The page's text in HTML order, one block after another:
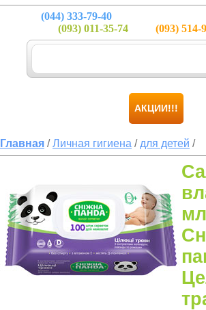
(044) 333-79-40
(093) 011-35-74 (093) 514-
АКЦИИ!!!
Главная /Личная гигиена / для детей /